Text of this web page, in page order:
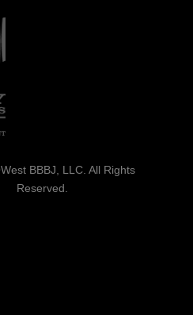
BBBJ, LLC. All Rights
Reserved.